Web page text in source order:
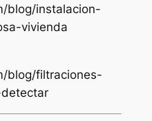
blog/instalacion-
vivienda
blog/filtraciones-